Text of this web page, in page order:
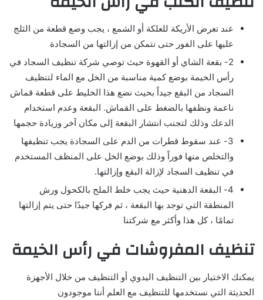
عند تعرض الأريكة للعلكة أو الشمع ، يجب وضع قطعة من الثلج
عليها على الفور حتى نتمكن من إزالتها من السجادة
2- بقعة الشاي أو القهوة حيث توصي شركة تنظيف السجاد في
رأس الخيمة بوضع كمية مناسبة من الخل مع الماء لتنظيف
السجاد من البقع جيداً بحيث نضع هذا الخليط على قطعة قماش
ناعمة ونظفها بالضغط على القماش. البقعة وعدم استخدام
الدعك وذلك لتجنب انتشار البقعة إلى مكان آخر وزيادة حجمها
3- عند سقوط قطرات من الدم على السجادة يجب تنظيفها
والتخلص منها فوراً وذلك بوضع الخل على المنظف المستخدم
في تنظيف السجاد لإزالة البقع وإزالتها.
4- البقعة الدهنية حيث يجب خلط الملح بالكحول ورش
المنطقة التي توجد بها البقعة ، ثم فركها جيدًا حتى يتم إزالتها
تمامًا ، كل هذا وأكثر مع شركتنا
تنظيف المفروشات في رأس الخيمة
يمكنك الاختيار بين التنظيف اليدوي أو التنظيف من خلال الأجهزة
الحديثة التي نستخدمها للتنظيف مع العلم أننا موجودون